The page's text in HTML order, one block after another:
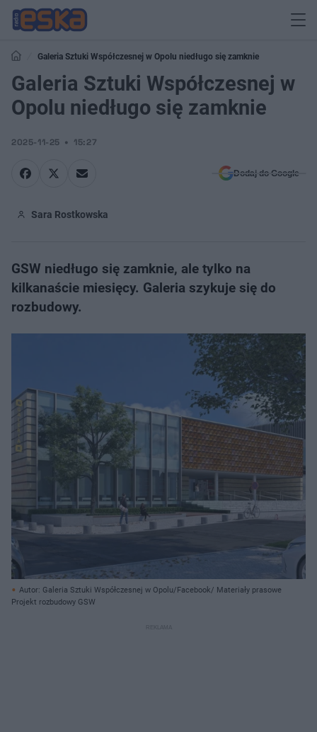
Galeria Sztuki Współczesnej w Opolu niedługo się zamknie
Galeria Sztuki Współczesnej w
Opolu niedługo się zamknie
2025-11-25 15:27
Dodaj do Google
Sara Rostkowska
GSW niedługo się zamknie, ale tylko na
kilkanaście miesięcy. Galeria szykuje się do
rozbudowy.
Autor: Galeria Sztuki Współczesnej w Opolu/Facebook/ Materiały prasowe
Projekt rozbudowy GSW